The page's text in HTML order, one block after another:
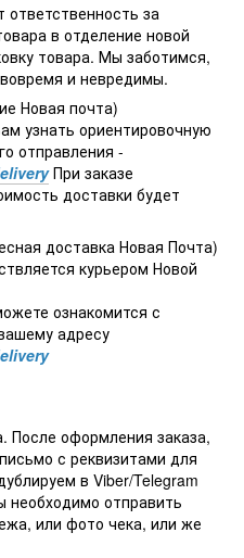
за
в отделение новой
товара. Мы заботимся,
и невредимы.
Новая почта)
узнать ориентировочную
отправления -
При заказе
доставки будет
доставка Новая Почта)
курьером Новой
ознакомится с
адресу
После оформления заказа,
с реквизитами для
в Viber/Telegram
отправить
или фото чека, или же